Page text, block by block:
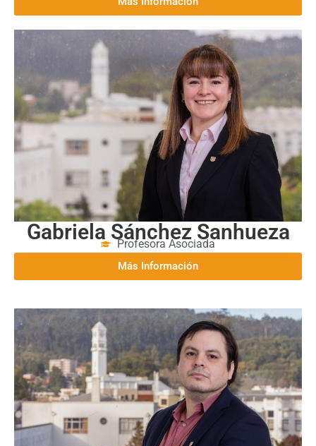
Gabriela Sánchez Sanhueza
Profesora Asociada
Más Información